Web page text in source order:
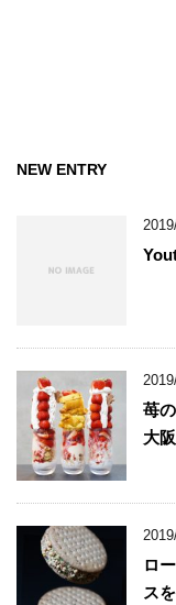
NEW ENTRY
苺
大
ロ
ス